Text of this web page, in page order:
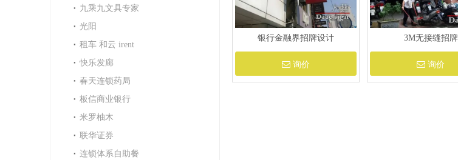
九乘九文具专家
光阳
租车 和云 irent
快乐发廊
春天连锁药局
板信商业银行
米罗柚木
联华证券
连锁体系自助餐
银行金融界招牌设计
询价
3M无接缝招牌
询价